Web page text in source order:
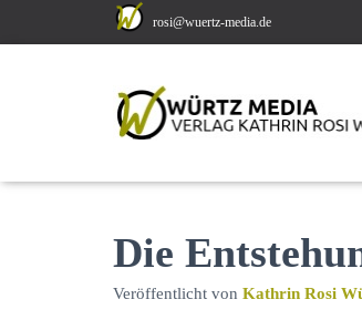
rosi@wuertz-media.de
Die
Veröffentlicht von Kathrin Rosi